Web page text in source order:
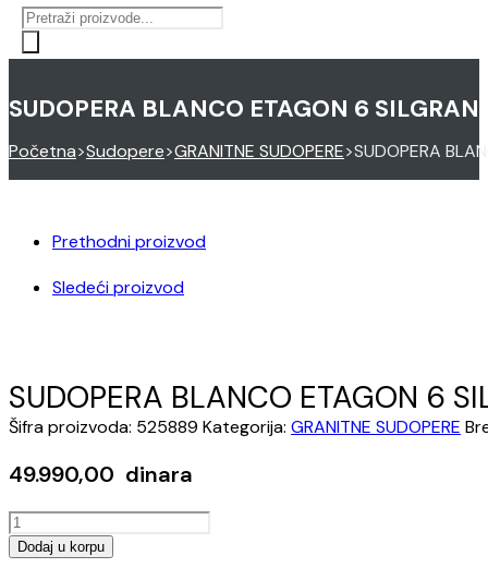
Products
search
SUDOPERA BLANCO ETAGON 6
Početna>Sudopere>GRANITNE SUDOPERE>SUDOPERA
Prethodni proizvod
Sledeći proizvod
SUDOPERA BLANCO ETAGON 6
Šifra proizvoda: 525889 Kategorija: GRANITNE SUDOPERE
49.990,00 dinara
SUDOPERA
BLANCO
Dodaj u korpu